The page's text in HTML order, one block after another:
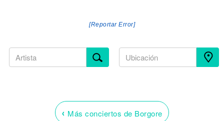
[Reportar Error]
‹ Más conciertos de Borgore